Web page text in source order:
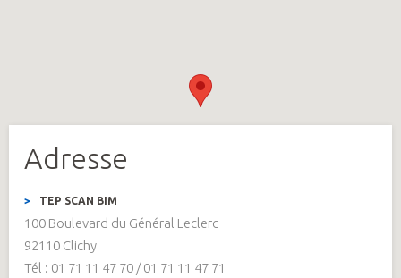
Adresse
TEP SCAN BIM
100 Boulevard du Général Leclerc
92110 Clichy
Tél : 01 71 11 47 70 / 01 71 11 47 71